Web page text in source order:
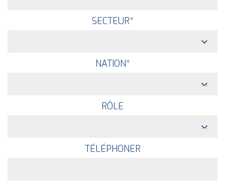
SECTEUR*
NATION*
RÔLE
TÉLÉPHONER